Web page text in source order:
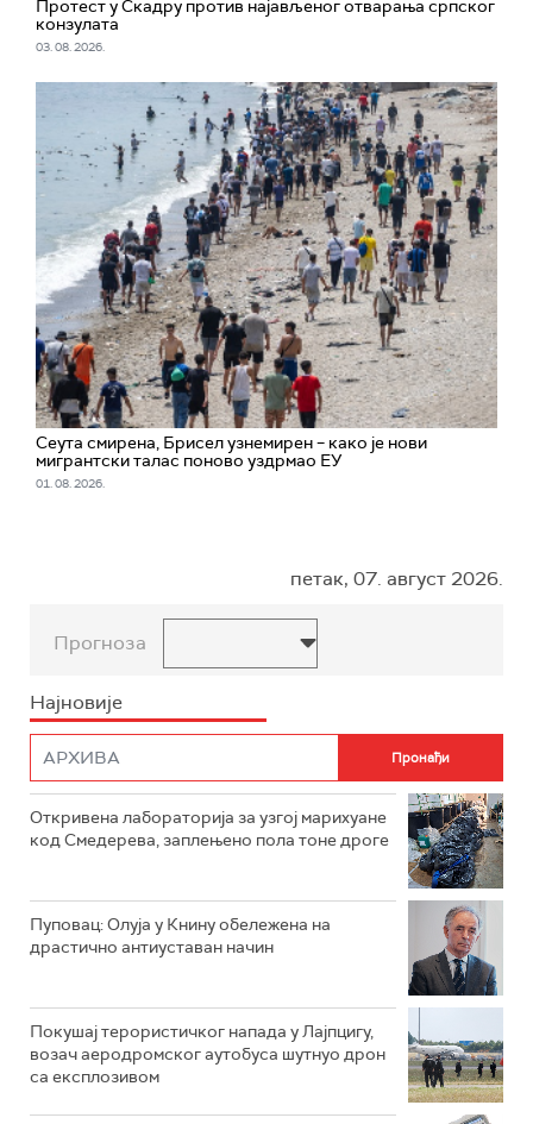
Протест у Скадру против најављеног отварања српског
конзулата
03. 08. 2026.
Сеута смирена, Брисел узнемирен – како је нови
мигрантски талас поново уздрмао ЕУ
01. 08. 2026.
петак, 07. август 2026.
Прогноза
Најновије
Откривена лабораторија за узгој марихуане
код Смедерева, заплењено пола тоне дроге
Пуповац: Олуја у Книну обележена на
драстично антиуставан начин
Покушај терористичког напада у Лајпцигу,
возач аеродромског аутобуса шутнуо дрон
са експлозивом